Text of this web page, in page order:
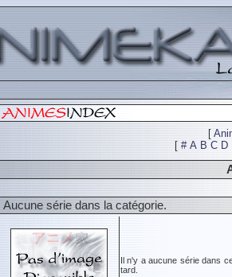
[
[ # A B C D
Aucune série dans la catégorie.
Il n'y a aucune série dans
tard.